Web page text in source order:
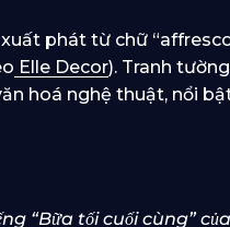
phát từ chữ
Elle Decor). Tranh
hoá nghệ thuật, nổi
“Bữa tối cuối cùng”